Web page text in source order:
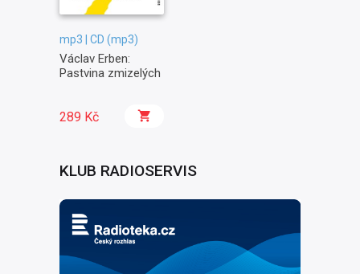
mp3 | CD (mp3)
Václav Erben:
Pastvina zmizelých
289 Kč
KLUB RADIOSERVIS